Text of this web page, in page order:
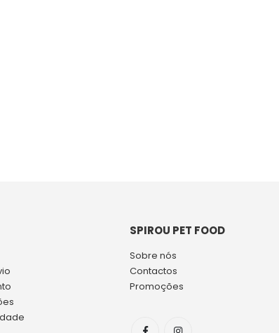
SPIROU PET FOOD
Sobre nós
Contactos
Promoções